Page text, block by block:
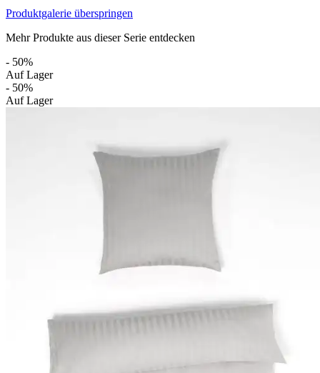
Produktgalerie überspringen
Mehr Produkte aus dieser Serie entdecken
- 50%
Auf Lager
- 50%
Auf Lager